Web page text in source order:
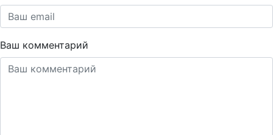
Ваш комментарий